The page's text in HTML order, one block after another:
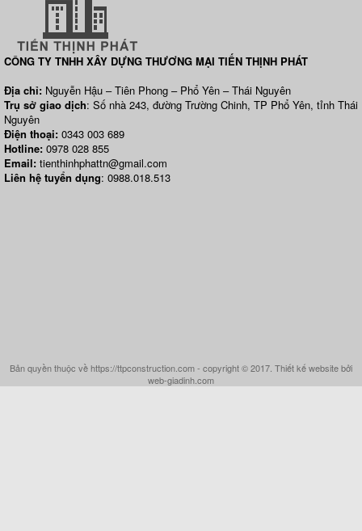
CÔNG TY TNHH XÂY DỰNG THƯƠNG MẠI TIẾN THỊNH PHÁT
Địa chỉ: Nguyễn Hậu – Tiên Phong – Phổ Yên – Thái Nguyên
Trụ sở giao dịch: Số nhà 243, đường Trường Chinh, TP Phổ Yên, tỉnh Thái
Nguyên
Điện thoại: 0343 003 689
Hotline: 0978 028 855
Email: tienthinhphattn@gmail.com
Liên hệ tuyển dụng: 0988.018.513
Bản quyền thuộc về https://ttpconstruction.com - copyright © 2017. Thiết kế website bởi
web-giadinh.com